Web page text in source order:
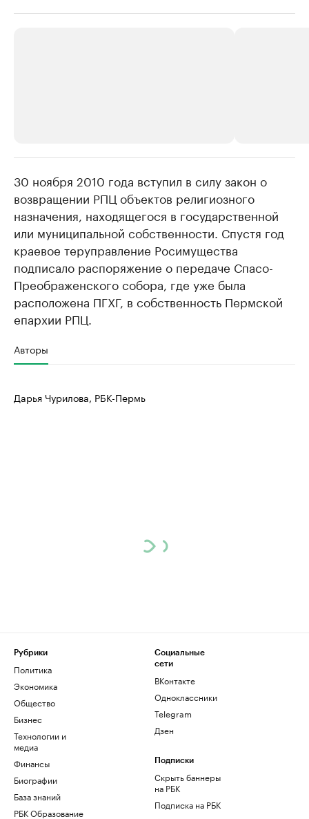
РБК Компании
Крупные организации в
нефтегазовой промышленности
Найдите и проверьте данные в каталоге Посмотрите
30 ноября 2010 года вступил в силу закон о
возвращении РПЦ объектов религиозного
назначения, находящегося в государственной
или муниципальной собственности. Спустя год
краевое теруправление Росимущества
подписало распоряжение о передаче Спасо-
Преображенского собора, где уже была
расположена ПГХГ, в собственность Пермской
епархии РПЦ.
Авторы
Дарья Чурилова, РБК-Пермь
Рубрики
Политика
Экономика
Общество
Бизнес
Технологии и
медиа
Финансы
Биографии
База знаний
РБК Образование
Социальные
сети
ВКонтакте
Одноклассники
Telegram
Дзен
Подписки
Скрыть баннеры
на РБК
Подписка на РБК